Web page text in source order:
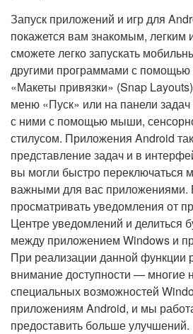
Запуск приложений и игр для
покажется вам знакомым,
сможете легко запускать
другими программами с помощью
«Макеты привязки» (Snap
меню «Пуск» или на панели
с ними с помощью мыши,
стилусом. Приложения Android
представление задач и в
вы могли быстро переключаться
важными для вас
просматривать уведомления от
Центре уведомлений и делиться
между приложением Windows и
При реализации данной функции
внимание доступности — многие
специальных возможностей
приложениям Android, и мы
предоставить больше улучшений.